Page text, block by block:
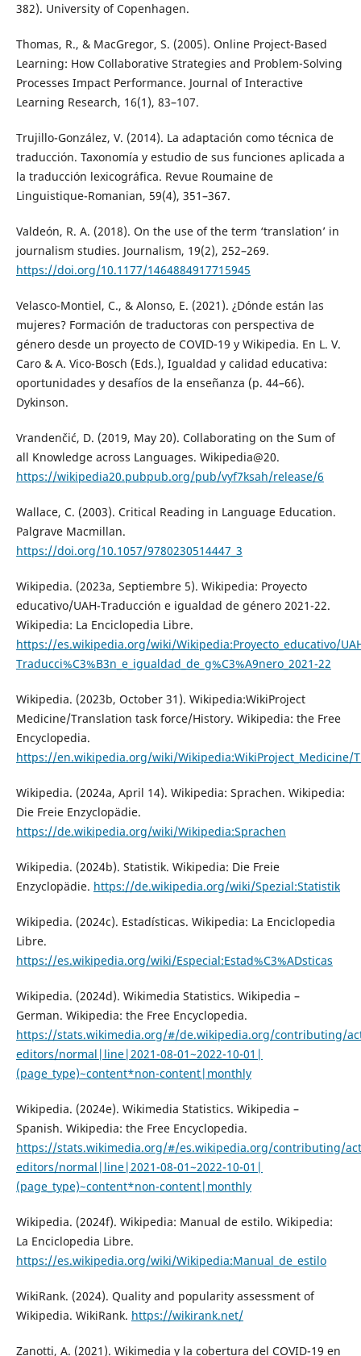
382). University of Copenhagen.
Thomas, R., & MacGregor, S. (2005). Online Project-Based
Learning: How Collaborative Strategies and Problem-Solving
Processes Impact Performance. Journal of Interactive
Learning Research, 16(1), 83–107.
Trujillo-González, V. (2014). La adaptación como técnica de
traducción. Taxonomía y estudio de sus funciones aplicada a
la traducción lexicográfica. Revue Roumaine de
Linguistique-Romanian, 59(4), 351–367.
Valdeón, R. A. (2018). On the use of the term ‘translation’ in
journalism studies. Journalism, 19(2), 252–269.
https://doi.org/10.1177/1464884917715945
Velasco-Montiel, C., & Alonso, E. (2021). ¿Dónde están las
mujeres? Formación de traductoras con perspectiva de
género desde un proyecto de COVID-19 y Wikipedia. En L. V.
Caro & A. Vico-Bosch (Eds.), Igualdad y calidad educativa:
oportunidades y desafíos de la enseñanza (p. 44–66).
Dykinson.
Vrandenčić, D. (2019, May 20). Collaborating on the Sum of
all Knowledge across Languages. Wikipedia@20.
https://wikipedia20.pubpub.org/pub/vyf7ksah/release/6
Wallace, C. (2003). Critical Reading in Language Education.
Palgrave Macmillan.
https://doi.org/10.1057/9780230514447_3
Wikipedia. (2023a, Septiembre 5). Wikipedia: Proyecto
educativo/UAH-Traducción e igualdad de género 2021-22.
Wikipedia: La Enciclopedia Libre.
https://es.wikipedia.org/wiki/Wikipedia:Proyecto_educativo/
Traducci%C3%B3n_e_igualdad_de_g%C3%A9nero_2021-22
Wikipedia. (2023b, October 31). Wikipedia:WikiProject
Medicine/Translation task force/History. Wikipedia: the Free
Encyclopedia.
https://en.wikipedia.org/wiki/Wikipedia:WikiProject_Medicine/
Wikipedia. (2024a, April 14). Wikipedia: Sprachen. Wikipedia:
Die Freie Enzyclopädie.
https://de.wikipedia.org/wiki/Wikipedia:Sprachen
Wikipedia. (2024b). Statistik. Wikipedia: Die Freie
Enzyclopädie. https://de.wikipedia.org/wiki/Spezial:Statistik
Wikipedia. (2024c). Estadísticas. Wikipedia: La Enciclopedia
Libre.
https://es.wikipedia.org/wiki/Especial:Estad%C3%ADsticas
Wikipedia. (2024d). Wikimedia Statistics. Wikipedia –
German. Wikipedia: the Free Encyclopedia.
https://stats.wikimedia.org/#/de.wikipedia.org/contributing/
editors/normal|line|2021-08-01~2022-10-01|
(page_type)~content*non-content|monthly
Wikipedia. (2024e). Wikimedia Statistics. Wikipedia –
Spanish. Wikipedia: the Free Encyclopedia.
https://stats.wikimedia.org/#/es.wikipedia.org/contributing/
editors/normal|line|2021-08-01~2022-10-01|
(page_type)~content*non-content|monthly
Wikipedia. (2024f). Wikipedia: Manual de estilo. Wikipedia:
La Enciclopedia Libre.
https://es.wikipedia.org/wiki/Wikipedia:Manual_de_estilo
WikiRank. (2024). Quality and popularity assessment of
Wikipedia. WikiRank. https://wikirank.net/
Zanotti, A. (2021). Wikimedia y la cobertura del COVID-19 en